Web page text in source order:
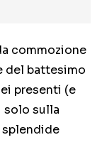
commozione
del battesimo
presenti (e
solo sulla